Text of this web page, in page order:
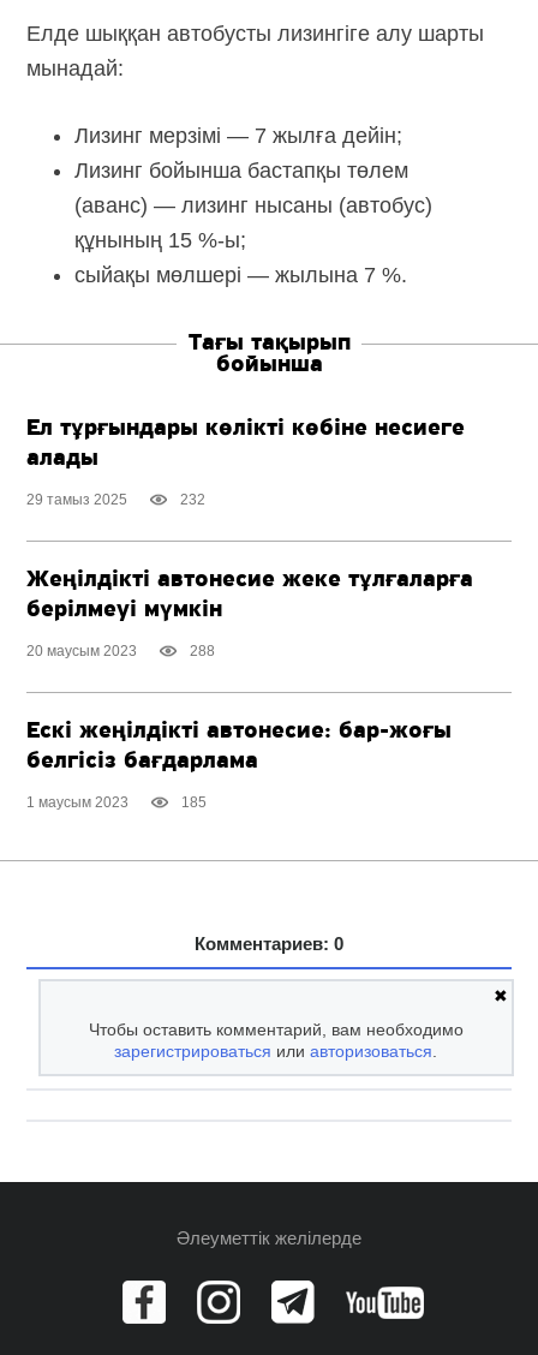
Елде шыққан автобусты лизингіге алу шарты
мынадай:
Лизинг мерзімі — 7 жылға дейін;
Лизинг бойынша бастапқы төлем
(аванс) — лизинг нысаны (автобус)
құнының 15 %-ы;
сыйақы мөлшері — жылына 7 %.
Тағы тақырып
бойынша
Ел тұрғындары көлікті көбіне несиеге
алады
29 тамыз 2025 232
Жеңілдікті автонесие жеке тұлғаларға
берілмеуі мүмкін
20 маусым 2023 288
Ескі жеңілдікті автонесие:бар-жоғы
белгісіз бағдарлама
1 маусым 2023 185
Комментариев: 0
✖
Чтобы оставить комментарий, вам необходимо
зарегистрироваться илиавторизоваться.
Әлеуметтік желілерде